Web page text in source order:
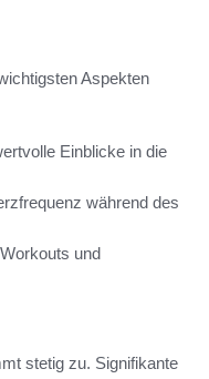
Aspekten
Einblicke in die
während des
und
stetig zu. Signifikante